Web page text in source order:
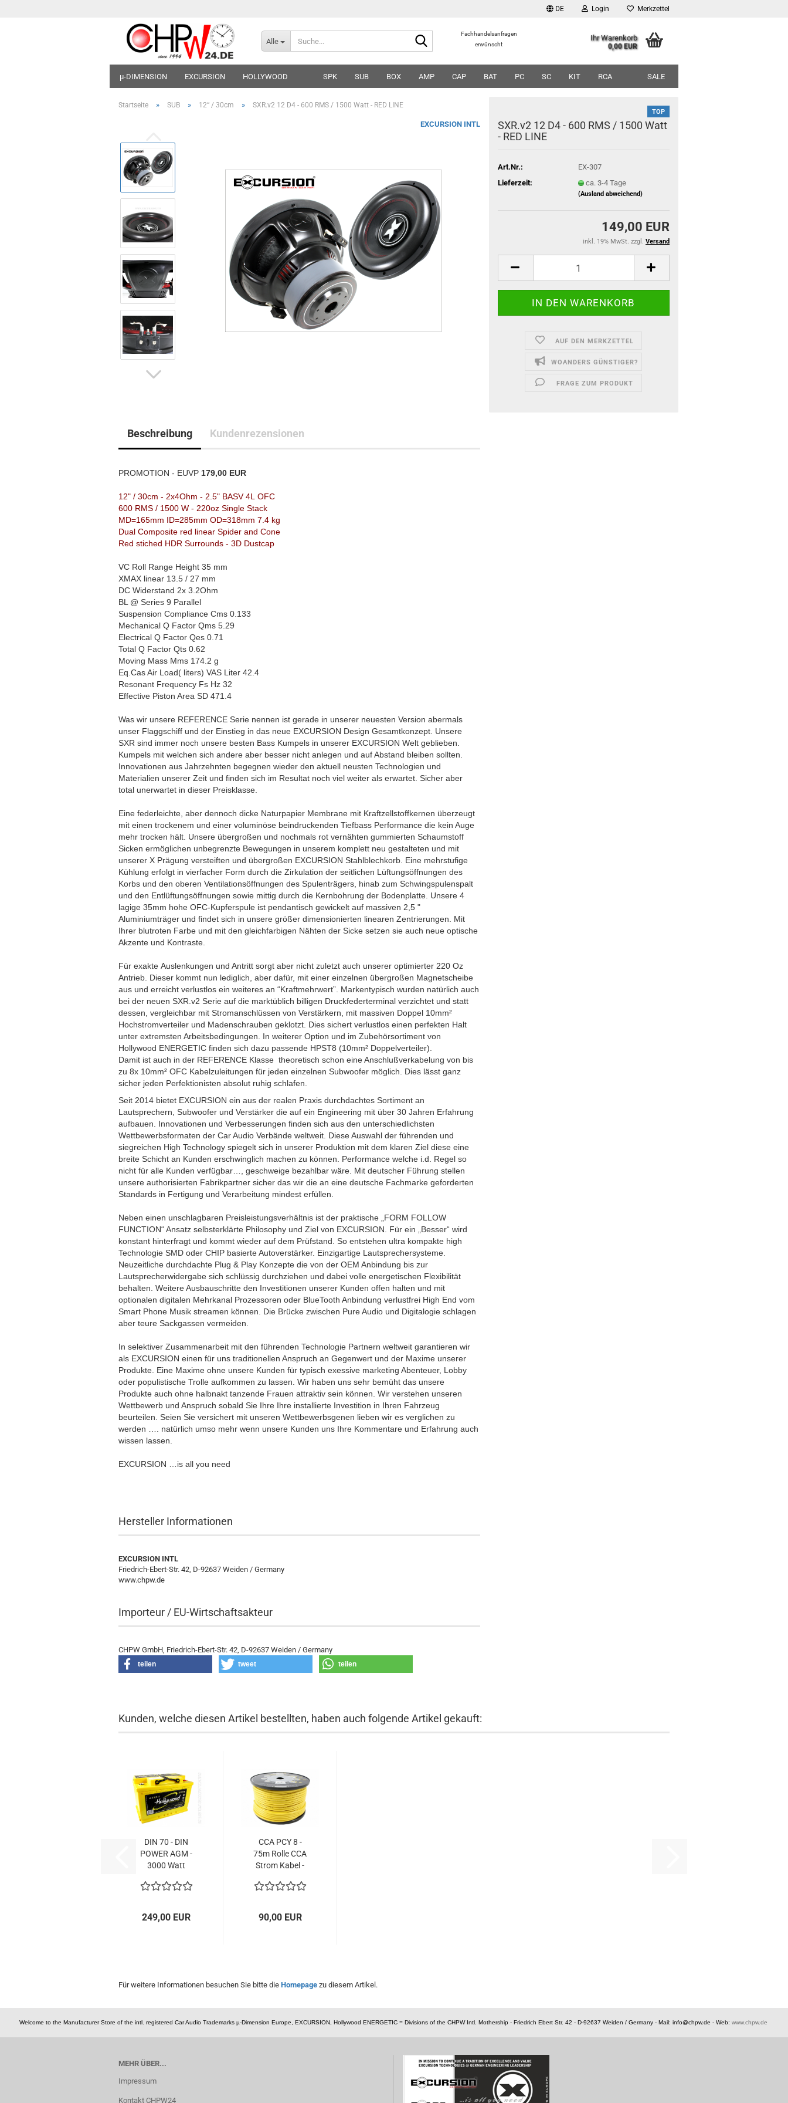
DE Login Merkzettel
Alle
Fachhandelsanfragen
erwünscht
Ihr Warenkorb
0,00 EUR
µ-DIMENSION EXCURSION HOLLYWOOD SPK SUB BOX AMP CAP BAT PC SC KIT RCA SALE
Startseite » SUB » 12“ / 30cm » SXR.v2 12 D4 - 600 RMS / 1500 Watt - RED LINE
EXCURSION INTL
TOP
SXR.v2 12 D4 - 600 RMS / 1500 Watt
- RED LINE
Art.Nr.:
EX-307
Lieferzeit:
ca. 3-4 Tage
(Ausland abweichend)
149,00 EUR
inkl. 19% MwSt. zzgl. Versand
AUF DEN MERKZETTEL
WOANDERS GÜNSTIGER?
FRAGE ZUM PRODUKT
Beschreibung Kundenrezensionen
PROMOTION - EUVP 179,00 EUR
12" / 30cm - 2x4Ohm - 2.5" BASV 4L OFC
600 RMS / 1500 W - 220oz Single Stack
MD=165mm ID=285mm OD=318mm 7.4 kg
Dual Composite red linear Spider and Cone
Red stiched HDR Surrounds - 3D Dustcap
VC Roll Range Height 35 mm
XMAX linear 13.5 / 27 mm
DC Widerstand 2x 3.2Ohm
BL @ Series 9 Parallel
Suspension Compliance Cms 0.133
Mechanical Q Factor Qms 5.29
Electrical Q Factor Qes 0.71
Total Q Factor Qts 0.62
Moving Mass Mms 174.2 g
Eq.Cas Air Load( liters) VAS Liter 42.4
Resonant Frequency Fs Hz 32
Effective Piston Area SD 471.4
Was wir unsere REFERENCE Serie nennen ist gerade in unserer neuesten Version abermals
unser Flaggschiff und der Einstieg in das neue EXCURSION Design Gesamtkonzept. Unsere
SXR sind immer noch unsere besten Bass Kumpels in unserer EXCURSION Welt geblieben.
Kumpels mit welchen sich andere aber besser nicht anlegen und auf Abstand bleiben sollten.
Innovationen aus Jahrzehnten begegnen wieder den aktuell neusten Technologien und
Materialien unserer Zeit und finden sich im Resultat noch viel weiter als erwartet. Sicher aber
total unerwartet in dieser Preisklasse.
Eine federleichte, aber dennoch dicke Naturpapier Membrane mit Kraftzellstoffkernen überzeugt
mit einen trockenem und einer voluminöse beindruckenden Tiefbass Performance die kein Auge
mehr trocken hält. Unsere übergroßen und nochmals rot vernähten gummierten Schaumstoff
Sicken ermöglichen unbegrenzte Bewegungen in unserem komplett neu gestalteten und mit
unserer X Prägung versteiften und übergroßen EXCURSION Stahlblechkorb. Eine mehrstufige
Kühlung erfolgt in vierfacher Form durch die Zirkulation der seitlichen Lüftungsöffnungen des
Korbs und den oberen Ventilationsöffnungen des Spulenträgers, hinab zum Schwingspulenspalt
und den Entlüftungsöffnungen sowie mittig durch die Kernbohrung der Bodenplatte. Unsere 4
lagige 35mm hohe OFC-Kupferspule ist pendantisch gewickelt auf massiven 2,5 "
Aluminiumträger und findet sich in unsere größer dimensionierten linearen Zentrierungen. Mit
Ihrer blutroten Farbe und mit den gleichfarbigen Nähten der Sicke setzen sie auch neue optische
Akzente und Kontraste.
Für exakte Auslenkungen und Antritt sorgt aber nicht zuletzt auch unserer optimierter 220 Oz
Antrieb. Dieser kommt nun lediglich, aber dafür, mit einer einzelnen übergroßen Magnetscheibe
aus und erreicht verlustlos ein weiteres an “Kraftmehrwert”. Markentypisch wurden natürlich auch
bei der neuen SXR.v2 Serie auf die marktüblich billigen Druckfederterminal verzichtet und statt
dessen, vergleichbar mit Stromanschlüssen von Verstärkern, mit massiven Doppel 10mm²
Hochstromverteiler und Madenschrauben geklotzt. Dies sichert verlustlos einen perfekten Halt
unter extremsten Arbeitsbedingungen. In weiterer Option und im Zubehörsortiment von
Hollywood ENERGETIC finden sich dazu passende HPST8 (10mm² Doppelverteiler).
Damit ist auch in der REFERENCE Klasse theoretisch schon eine Anschlußverkabelung von bis
zu 8x 10mm² OFC Kabelzuleitungen für jeden einzelnen Subwoofer möglich. Dies lässt ganz
sicher jeden Perfektionisten absolut ruhig schlafen.
Seit 2014 bietet EXCURSION ein aus der realen Praxis durchdachtes Sortiment an
Lautsprechern, Subwoofer und Verstärker die auf ein Engineering mit über 30 Jahren Erfahrung
aufbauen. Innovationen und Verbesserungen finden sich aus den unterschiedlichsten
Wettbewerbsformaten der Car Audio Verbände weltweit. Diese Auswahl der führenden und
siegreichen High Technology spiegelt sich in unserer Produktion mit dem klaren Ziel diese eine
breite Schicht an Kunden erschwinglich machen zu können. Performance welche i.d. Regel so
nicht für alle Kunden verfügbar…, geschweige bezahlbar wäre. Mit deutscher Führung stellen
unsere authorisierten Fabrikpartner sicher das wir die an eine deutsche Fachmarke geforderten
Standards in Fertigung und Verarbeitung mindest erfüllen.
Neben einen unschlagbaren Preisleistungsverhältnis ist der praktische „FORM FOLLOW
FUNCTION“ Ansatz selbsterklärte Philosophy und Ziel von EXCURSION. Für ein „Besser“ wird
konstant hinterfragt und kommt wieder auf dem Prüfstand. So entstehen ultra kompakte high
Technologie SMD oder CHIP basierte Autoverstärker. Einzigartige Lautsprechersysteme.
Neuzeitliche durchdachte Plug & Play Konzepte die von der OEM Anbindung bis zur
Lautsprecherwidergabe sich schlüssig durchziehen und dabei volle energetischen Flexibilität
behalten. Weitere Ausbauschritte den Investitionen unserer Kunden offen halten und mit
optionalen digitalen Mehrkanal Prozessoren oder BlueTooth Anbindung verlustfrei High End vom
Smart Phone Musik streamen können. Die Brücke zwischen Pure Audio und Digitalogie schlagen
aber teure Sackgassen vermeiden.
In selektiver Zusammenarbeit mit den führenden Technologie Partnern weltweit garantieren wir
als EXCURSION einen für uns traditionellen Anspruch an Gegenwert und der Maxime unserer
Produkte. Eine Maxime ohne unsere Kunden für typisch exessive marketing Abenteuer, Lobby
oder populistische Trolle aufkommen zu lassen. Wir haben uns sehr bemüht das unsere
Produkte auch ohne halbnakt tanzende Frauen attraktiv sein können. Wir verstehen unseren
Wettbewerb und Anspruch sobald Sie Ihre Ihre installierte Investition in Ihren Fahrzeug
beurteilen. Seien Sie versichert mit unseren Wettbewerbsgenen lieben wir es verglichen zu
werden …. natürlich umso mehr wenn unsere Kunden uns Ihre Kommentare und Erfahrung auch
wissen lassen.
EXCURSION …is all you need
Hersteller Informationen
EXCURSION INTL
Friedrich-Ebert-Str. 42, D-92637 Weiden / Germany
www.chpw.de
Importeur / EU-Wirtschaftsakteur
CHPW GmbH, Friedrich-Ebert-Str. 42, D-92637 Weiden / Germany
teilen tweet teilen
Kunden, welche diesen Artikel bestellten, haben auch folgende Artikel gekauft:
DIN 70 - DIN
POWER AGM -
3000 Watt
249,00 EUR
CCA PCY 8 -
75m Rolle CCA
Strom Kabel -
90,00 EUR
Für weitere Informationen besuchen Sie bitte die Homepage zu diesem Artikel.
Welcome to the Manufacturer Store of the intl. registered Car Audio Trademarks µ-Dimension Europe, EXCURSION, Hollywood ENERGETIC = Divisions of the CHPW Intl. Mothership - Friedrich Ebert Str. 42 - D-92637 Weiden / Germany - Mail: info@chpw.de - Web: www.chpw.de
MEHR ÜBER...
Impressum
Kontakt CHPW24